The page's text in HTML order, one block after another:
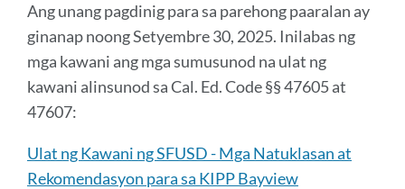
Ang unang pagdinig para sa parehong paaralan ay
ginanap noong Setyembre 30, 2025. Inilabas ng
mga kawani ang mga sumusunod na ulat ng
kawani alinsunod sa Cal. Ed. Code §§ 47605 at
47607:
Ulat ng Kawani ng SFUSD - Mga Natuklasan at
Rekomendasyon para sa KIPP Bayview